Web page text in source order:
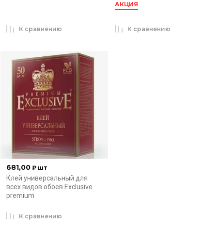
К сравнению
АКЦИЯ
К сравнению
681,00 ₽ шт
Клей универсальный для
всех видов обоев Exclusive
premium
К сравнению